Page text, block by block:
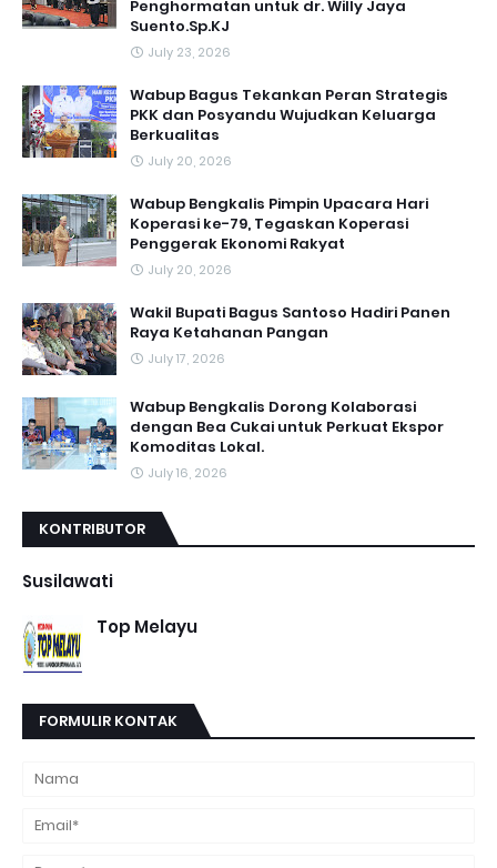
Penghormatan untuk dr. Willy Jaya
Suento.Sp.KJ
July 23, 2026
Wabup Bagus Tekankan Peran Strategis
PKK dan Posyandu Wujudkan Keluarga
Berkualitas
July 20, 2026
Wabup Bengkalis Pimpin Upacara Hari
Koperasi ke-79, Tegaskan Koperasi
Penggerak Ekonomi Rakyat
July 20, 2026
Wakil Bupati Bagus Santoso Hadiri Panen
Raya Ketahanan Pangan
July 17, 2026
Wabup Bengkalis Dorong Kolaborasi
dengan Bea Cukai untuk Perkuat Ekspor
Komoditas Lokal.
July 16, 2026
KONTRIBUTOR
Susilawati
Top Melayu
FORMULIR KONTAK